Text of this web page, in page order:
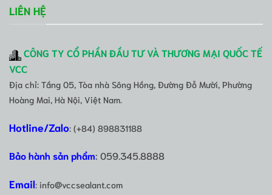
LIÊN HỆ
CÔNG TY CỔ PHẦN ĐẦU TƯ VÀ THƯƠNG MẠI QUỐC TẾ
VCC
Địa chỉ: Tầng 05, Tòa nhà Sông Hồng, Đường Đỗ Mười, Phường
Hoàng Mai, Hà Nội, Việt Nam.
Hotline/Zalo: (+84) 898831188
Bảo hành sản phẩm: 059.345.8888
Email: info@vccsealant.com